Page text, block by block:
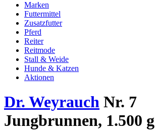
Marken
Futtermittel
Zusatzfutter
Pferd
Reiter
Reitmode
Stall & Weide
Hunde & Katzen
Aktionen
Dr. Weyrauch Nr. 7
Jungbrunnen, 1.500 g